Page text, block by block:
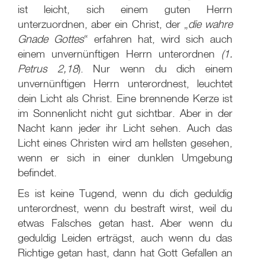
ist leicht, sich einem guten Herrn
unterzuordnen, aber ein Christ, der „ die wahre
Gnade Gottes“ erfahren hat, wird sich auch
einem unvernünftigen Herrn unterordnen (1.
Petrus 2,18). Nur wenn du dich einem
unvernünftigen Herrn unterordnest, leuchtet
dein Licht als Christ. Eine brennende Kerze ist
im Sonnenlicht nicht gut sichtbar. Aber in der
Nacht kann jeder ihr Licht sehen. Auch das
Licht eines Christen wird am hellsten gesehen,
wenn er sich in einer dunklen Umgebung
befindet.
Es ist keine Tugend, wenn du dich geduldig
unterordnest, wenn du bestraft wirst, weil du
etwas Falsches getan hast. Aber wenn du
geduldig Leiden erträgst, auch wenn du das
Richtige getan hast, dann hat Gott Gefallen an